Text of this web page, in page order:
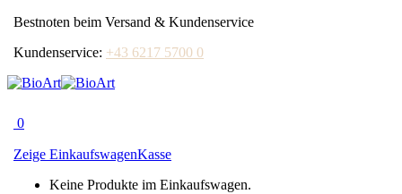
Bestnoten beim Versand & Kundenservice
Kundenservice: +43 6217 5700 0
0
Zeige EinkaufswagenKasse
Keine Produkte im Einkaufswagen.